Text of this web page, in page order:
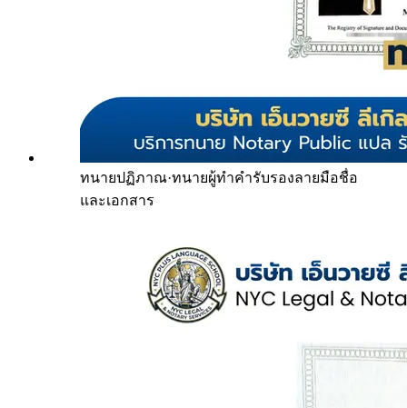
ทนายปฏิภาณ·ทนายผู้ทำคำรับรองลายมือชื่อ
และเอกสาร